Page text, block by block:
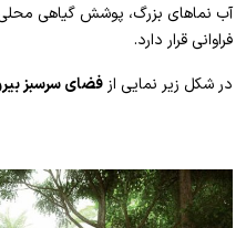
آب نماهای بزرگ، پوشش گیاهی
فراوانی قرار دارد.
در شکل زیر نمایی از فضای سرسبز